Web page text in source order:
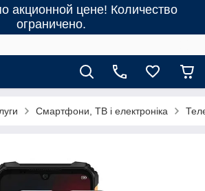
акционной цене! Количество
ограничено.
Смартфони, ТВ і електроніка